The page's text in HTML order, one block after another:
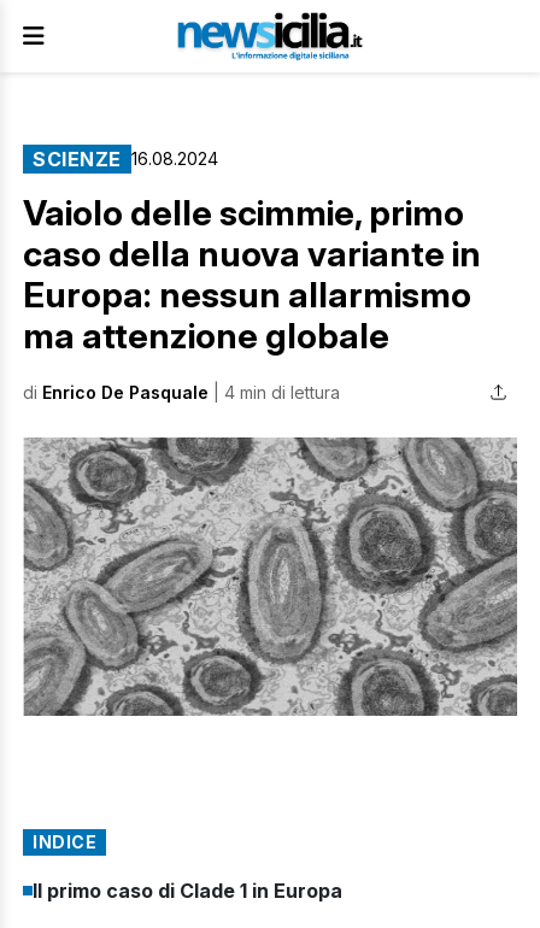
SCIENZE 16.08.2024
Vaiolo delle scimmie, primo
caso della nuova variante in
Europa: nessun allarmismo
ma attenzione globale
di Enrico De Pasquale | 4 min di lettura
INDICE
Il primo caso di Clade 1 in Europa